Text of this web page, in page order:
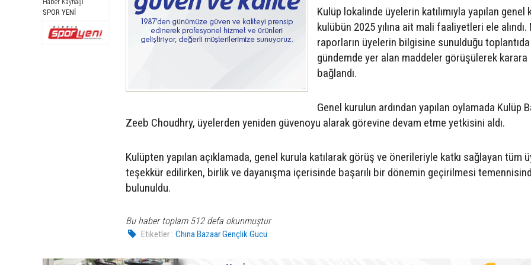
Haber Kaynağı
SPOR YENİ
Kulüp lokalinde üyelerin katılımıyla yapılan genel
kulübün 2025 yılına ait mali faaliyetleri ele alındı.
raporların üyelerin bilgisine sunulduğu toplantıda
gündemde yer alan maddeler görüşülerek karara
bağlandı.
Genel kurulun ardından yapılan oylamada Kulüp
Zeeb Choudhry, üyelerden yeniden güvenoyu alarak görevine devam etme yetkisini aldı.
Kulüpten yapılan açıklamada, genel kurula katılarak görüş ve önerileriyle katkı sağlayan tüm
teşekkür edilirken, birlik ve dayanışma içerisinde başarılı bir dönemin geçirilmesi
bulunuldu.
Bu haber toplam 512 defa okunmuştur
Etiketler : China Bazaar Gençlik Gücü